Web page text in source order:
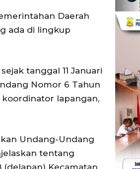
Daerah
ada di lingkup
tanggal 11 Januari
Nomor 6 Tahun
koordinator lapangan,
Undang-Undang
tentang